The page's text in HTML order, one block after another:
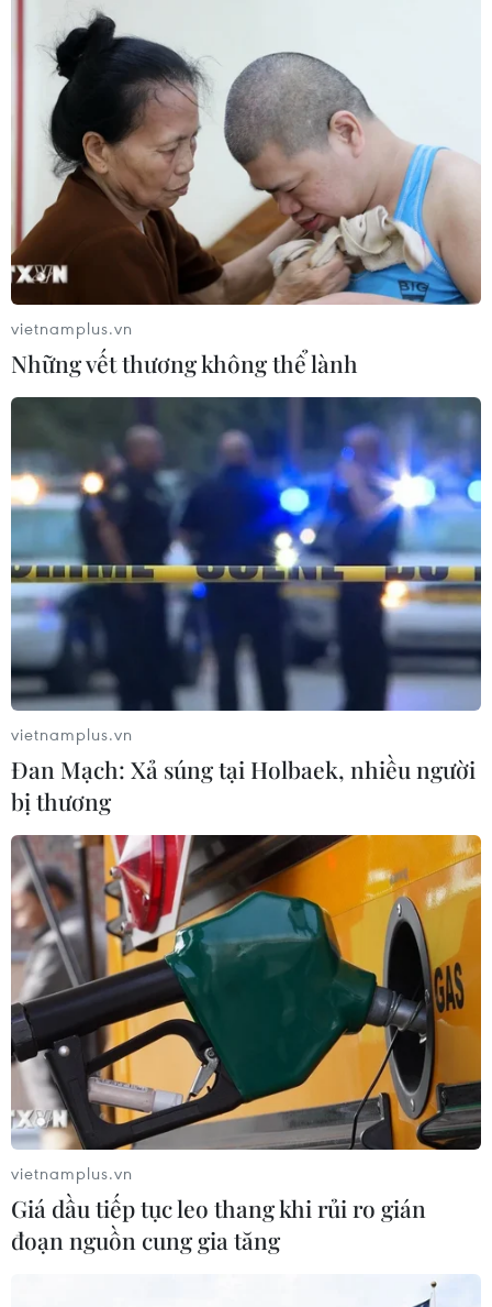
vietnamplus.vn
Những vết thương không thể lành
vietnamplus.vn
Đan Mạch: Xả súng tại Holbaek, nhiều người
bị thương
vietnamplus.vn
Giá dầu tiếp tục leo thang khi rủi ro gián
đoạn nguồn cung gia tăng